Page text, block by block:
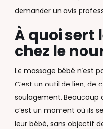
demander un avis
À quoi sert
chez le
Le massage bébé n’est
C’est un outil de lien, de
soulagement. Beaucoup
c’est un moment où ils
leur bébé, sans objectif